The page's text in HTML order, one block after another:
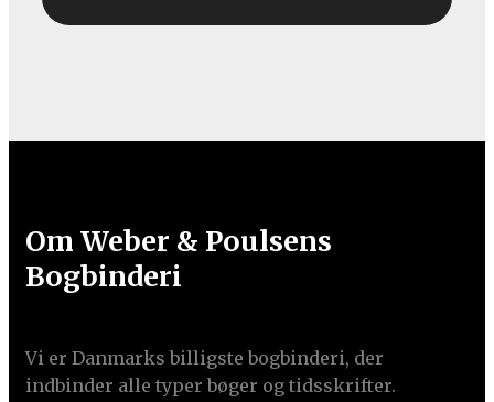
Om Weber & Poulsens
Bogbinderi
Vi er Danmarks billigste bogbinderi, der
indbinder alle typer bøger og tidsskrifter.